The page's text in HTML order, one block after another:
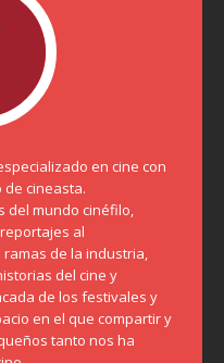
en cine con
cineasta.
del mundo cinéfilo,
al
de la industria,
del cine y
de los festivales y
en el que compartir y
tanto nos ha